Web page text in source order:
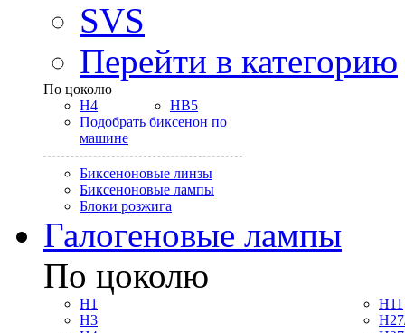
SVS
Перейти в категорию
По цоколю
H4
HB5
Подобрать биксенон по
машине
Биксеноновые линзы
Биксеноновые лампы
Блоки розжига
Галогеновые лампы
По цоколю
H1
H3
H11